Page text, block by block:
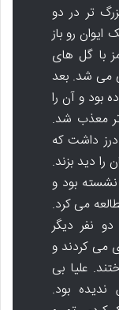
تر در دو
رو باز
با گل های
می شد. بعد
بود و آن را
تر معذب شد.
داشت که
را دید بزند.
بود و
می کرد.
نفر دیگر
می کردند و
علیا بی
بود.